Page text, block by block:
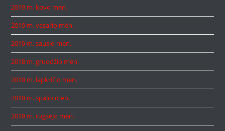
2019 m. kovo mėn.
2019 m. vasario mėn.
2019 m. sausio mėn.
2018 m. gruodžio mėn.
2018 m. lapkričio mėn.
2018 m. spalio mėn.
2018 m. rugsėjo mėn.